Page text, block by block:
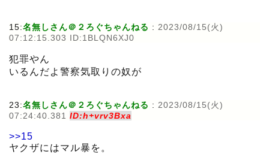
15:名無しさん＠２ろぐちゃんねる : 2023/08/15(火)
07:12:15.303 ID:1BLQN6XJ0
犯罪やん
いるんだよ警察気取りの奴が
23:名無しさん＠２ろぐちゃんねる : 2023/08/15(火)
07:24:40.381 ID:h+vrv3Bxa
>>15
ヤクザにはマル暴を。